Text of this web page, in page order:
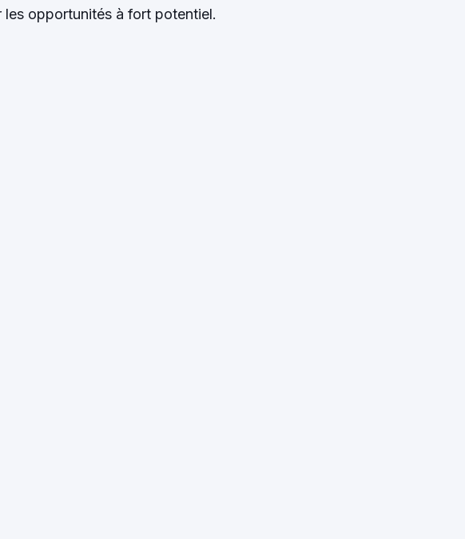
les opportunités à fort potentiel.